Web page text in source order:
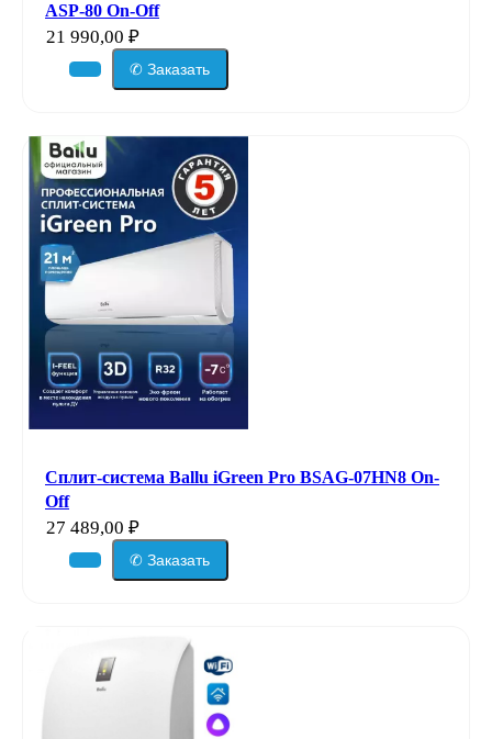
ASP-80 On-Off
21 990,00 ₽
✆ Заказать
Сплит-система Ballu iGreen Pro BSAG-07HN8 On-
Off
27 489,00 ₽
✆ Заказать